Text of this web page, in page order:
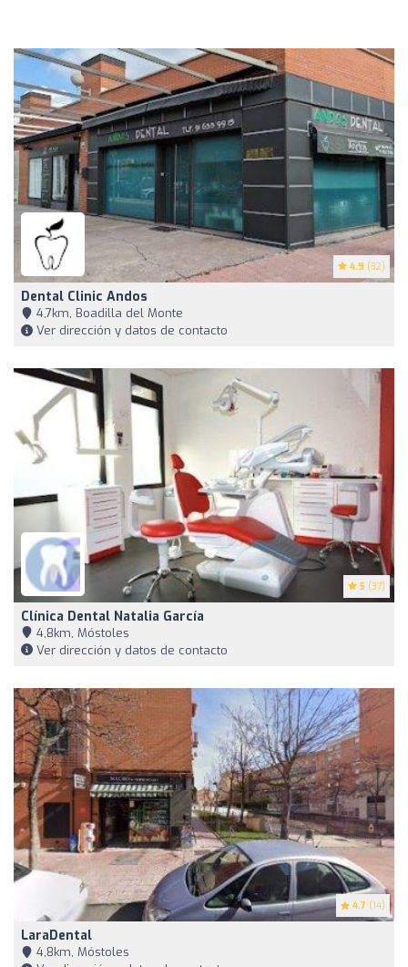
4.9 (32)
Dental Clinic Andos
4,7km, Boadilla del Monte
Ver dirección y datos de contacto
5 (37)
Clínica Dental Natalia García
4,8km, Móstoles
Ver dirección y datos de contacto
4.7 (14)
LaraDental
4,8km, Móstoles